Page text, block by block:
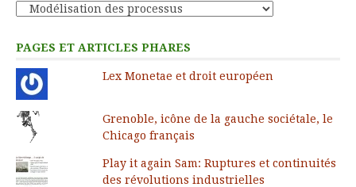
Catégories
PAGES ET ARTICLES PHARES
Lex Monetae et droit européen
Grenoble, icône de la gauche sociétale, le
Chicago français
Play it again Sam: Ruptures et continuités
des révolutions industrielles